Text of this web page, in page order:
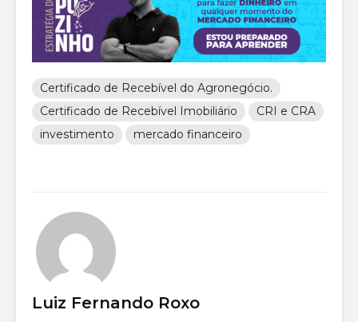
Certificado de Recebível do Agronegócio.
Certificado de Recebível Imobiliário
CRI e CRA
investimento
mercado financeiro
Luiz Fernando Roxo